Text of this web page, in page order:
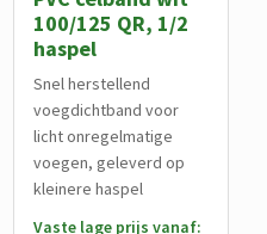
100/125 QR, 1/2
haspel
Snel herstellend
voegdichtband voor
licht onregelmatige
voegen, geleverd op
kleinere haspel
Vaste lage prijs vanaf: